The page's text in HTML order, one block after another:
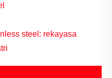
steel: rekayasa